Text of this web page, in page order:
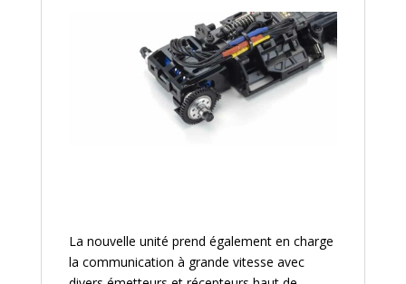
La nouvelle unité prend également en charge
la communication à grande vitesse avec